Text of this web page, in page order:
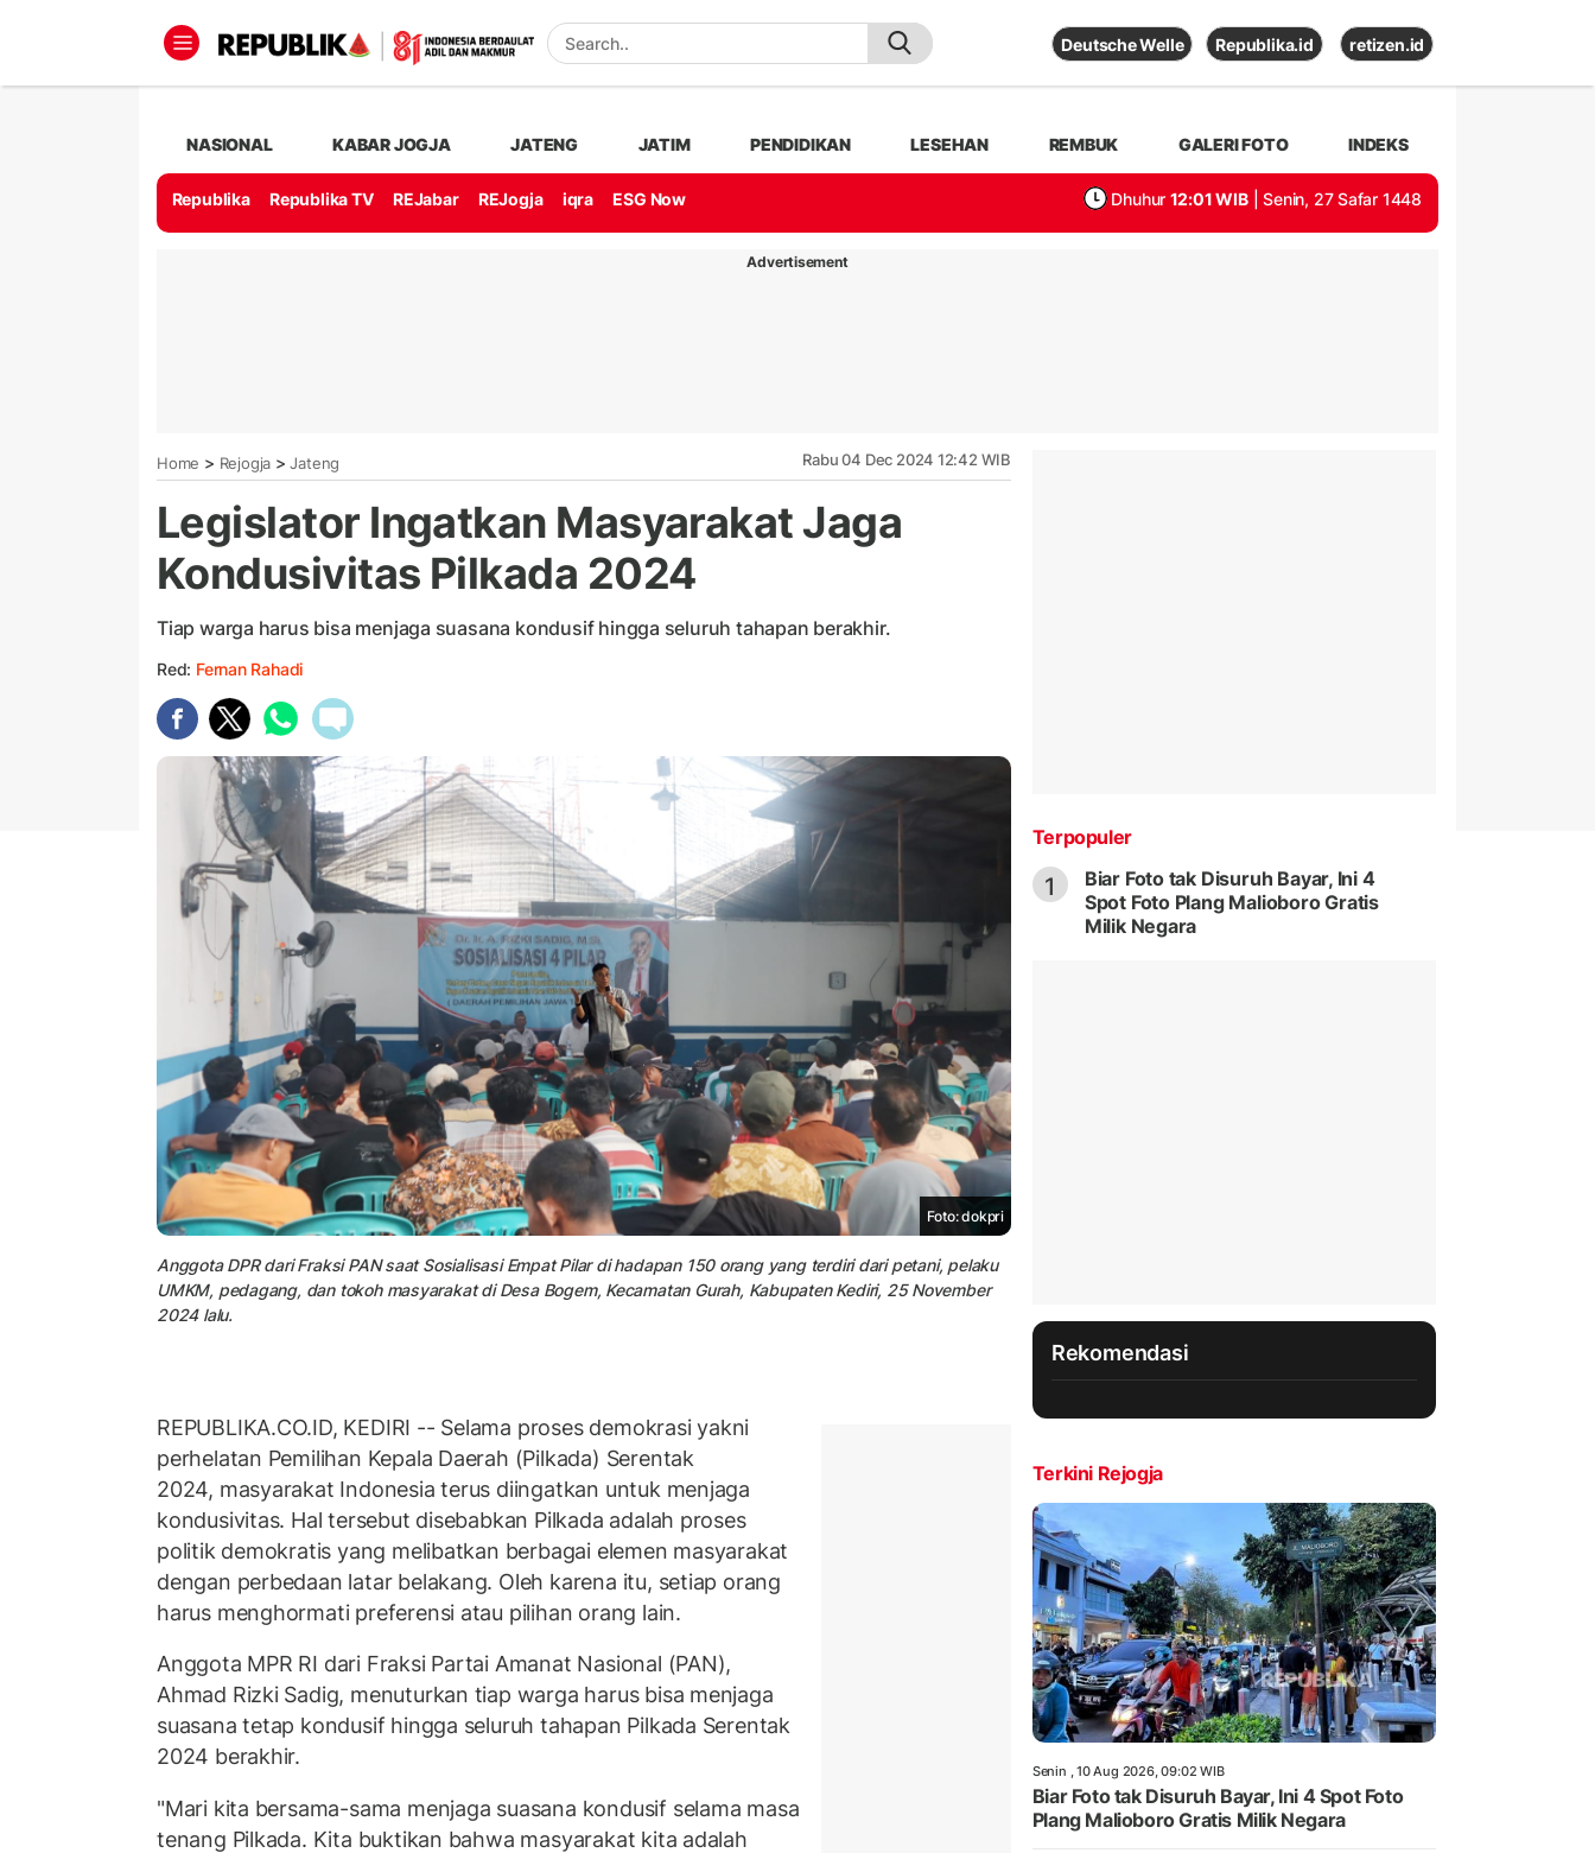
Deutsche Welle Republika.id retizen.id
NASIONAL KABAR JOGJA JATENG JATIM PENDIDIKAN LESEHAN REMBUK GALERI FOTO INDEKS
Republika Republika TV REJabar REJogja iqra ESG Now Dhuhur 12:01 WIB | Senin, 27 Safar 1448
Advertisement
Home > Rejogja > Jateng Rabu 04 Dec 2024 12:42 WIB
Legislator Ingatkan Masyarakat Jaga
Kondusivitas Pilkada 2024
Tiap warga harus bisa menjaga suasana kondusif hingga seluruh tahapan berakhir.
Red: Fernan Rahadi
Foto: dokpri
Anggota DPR dari Fraksi PAN saat Sosialisasi Empat Pilar di hadapan 150 orang yang terdiri dari petani, pelaku
UMKM, pedagang, dan tokoh masyarakat di Desa Bogem, Kecamatan Gurah, Kabupaten Kediri, 25 November
2024 lalu.
REPUBLIKA.CO.ID, KEDIRI -- Selama proses demokrasi yakni
perhelatan Pemilihan Kepala Daerah (Pilkada) Serentak
2024, masyarakat Indonesia terus diingatkan untuk menjaga
kondusivitas. Hal tersebut disebabkan Pilkada adalah proses
politik demokratis yang melibatkan berbagai elemen masyarakat
dengan perbedaan latar belakang. Oleh karena itu, setiap orang
harus menghormati preferensi atau pilihan orang lain.
Anggota MPR RI dari Fraksi Partai Amanat Nasional (PAN),
Ahmad Rizki Sadig, menuturkan tiap warga harus bisa menjaga
suasana tetap kondusif hingga seluruh tahapan Pilkada Serentak
2024 berakhir.
"Mari kita bersama-sama menjaga suasana kondusif selama masa
tenang Pilkada. Kita buktikan bahwa masyarakat kita adalah
Terpopuler
1
Biar Foto tak Disuruh Bayar, Ini 4
Spot Foto Plang Malioboro Gratis
Milik Negara
Rekomendasi
Terkini Rejogja
Senin , 10 Aug 2026, 09:02 WIB
Biar Foto tak Disuruh Bayar, Ini 4 Spot Foto
Plang Malioboro Gratis Milik Negara